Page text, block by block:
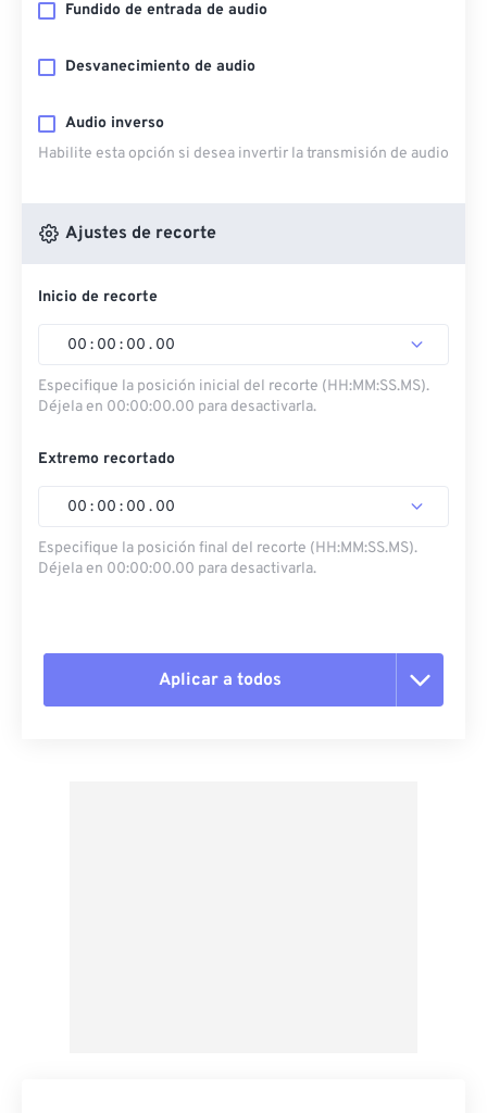
Fundido de entrada de audio
Desvanecimiento de audio
Audio inverso
Habilite esta opción si desea invertir la transmisión de audio
Ajustes de recorte
Inicio de recorte
00 : 00 : 00 . 00
Especifique la posición inicial del recorte (HH:MM:SS.MS).
Déjela en 00:00:00.00 para desactivarla.
Extremo recortado
00 : 00 : 00 . 00
Especifique la posición final del recorte (HH:MM:SS.MS).
Déjela en 00:00:00.00 para desactivarla.
Aplicar a todos